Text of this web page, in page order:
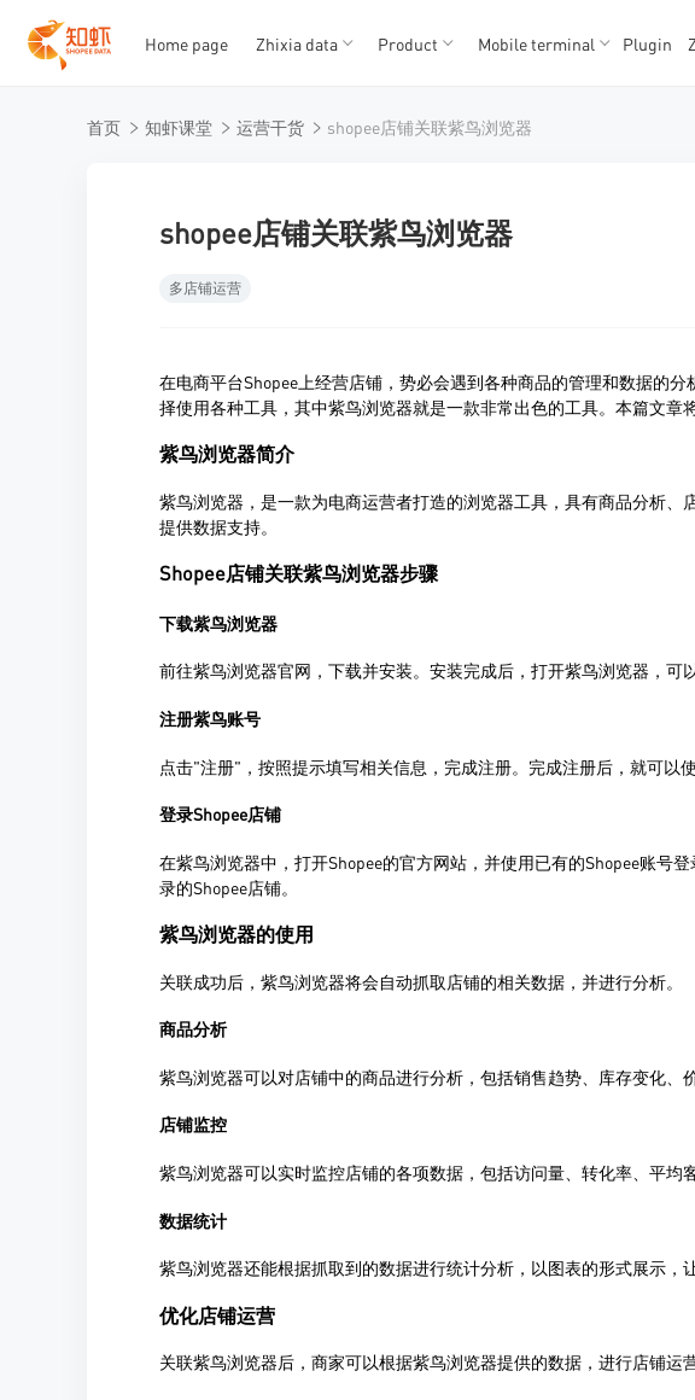
TK
TK
Home page Zhixia data Product Mobile terminal Plugin
首页 知虾课堂 运营干货 shopee店铺关联紫鸟浏览器
shopee店铺关联紫鸟浏览器
多店铺运营